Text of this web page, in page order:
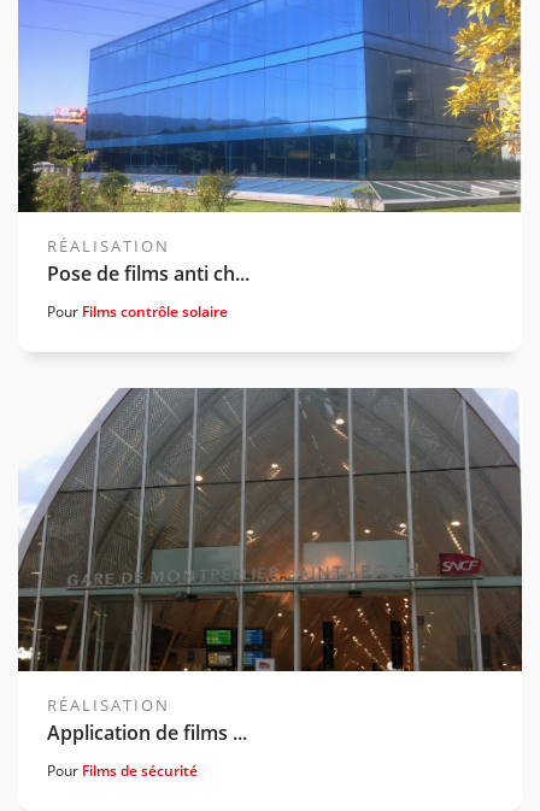
RÉALISATION
Pose de films anti ch...
Pour Films contrôle solaire
Voir la gamme associée
RÉALISATION
Application de films ...
Pour Films de sécurité